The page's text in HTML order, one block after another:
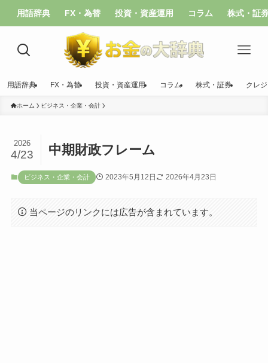
用語辞典 FX・為替 投資・資産運用 コラム 株式・証
用語辞典 FX・為替 投資・資産運用 コラム 株式・証券 クレ
ホーム ビジネス・企業・会計
中期財政フレーム
2026
4/23
ビジネス・企業・会計 2023年5月12日 2026年4月23日
当ページのリンクには広告が含まれています。